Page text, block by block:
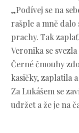
„Podívej se na
rašple a mně
prachy. Tak
Veronika se
Černé čmouhy
kasičky, zaplatila
Za Lukášem se
udržet a že je na